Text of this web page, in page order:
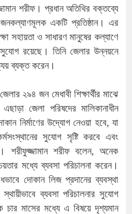
শরীফ। প্রধান অতিথির বক্তব্যে
একটি প্রতিষ্ঠান। এর
সহায়তা ও সাধারণ মানুষের কল্যাণে
রয়েছে। তিনি জেলার উন্নয়নে
ব্যক্ত করেন।
২৯৪ জন মেধাবী শিক্ষার্থীর মাঝে
জেলা পরিষদের মালিকানাধীন
নির্মাণের উদ্যোগ নেওয়া হবে, যা
সুযোগ সৃষ্টি করবে এবং
শরীফুজ্জামান শরীফ বলেন, অনেক
মধ্যে ব্যবসা পরিচালনা করেন।
দোকান লিজ প্রদানের ব্যবস্থা
ব্যবসা পরিচালনার সুযোগ
চার মাসের মধ্যে এ বিষয়ে দৃশ্যমান